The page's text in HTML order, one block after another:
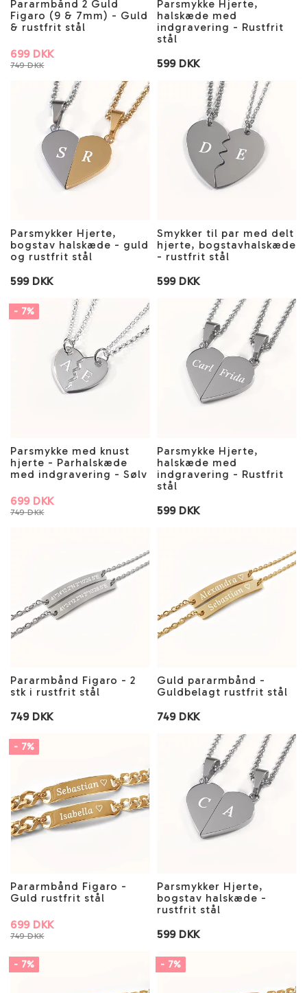
Pararmbånd 2 Guld
Figaro (9 & 7mm) - Guld
& rustfrit stål
749 DKK
699 DKK
Parsmykke Hjerte,
halskæde med
indgravering - Rustfrit
stål
599 DKK
Parsmykker Hjerte,
bogstav halskæde - guld
og rustfrit stål
599 DKK
Smykker til par med delt
hjerte, bogstavhalskæde
- rustfrit stål
599 DKK
- 7%
Parsmykke med knust
hjerte - Parhalskæde
med indgravering - Sølv
749 DKK
699 DKK
Parsmykke Hjerte,
halskæde med
indgravering - Rustfrit
stål
599 DKK
Pararmbånd Figaro - 2
stk i rustfrit stål
749 DKK
Guld pararmbånd -
Guldbelagt rustfrit stål
749 DKK
- 7%
Pararmbånd Figaro -
Guld rustfrit stål
749 DKK
699 DKK
Parsmykker Hjerte,
bogstav halskæde -
rustfrit stål
599 DKK
- 7% - 7%